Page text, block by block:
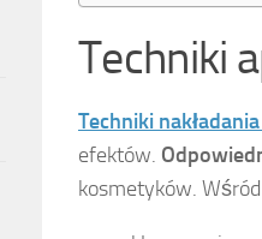
Techniki
Techniki
efektów.
kosmetyków.